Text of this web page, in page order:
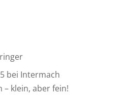
bei Intermach
– klein, aber fein!